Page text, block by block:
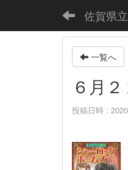
佐賀県
一覧へ
６月
投稿日時 :